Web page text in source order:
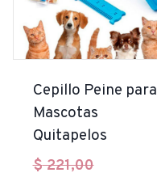
Cepillo Peine para
Mascotas
Quitapelos
$221,00El